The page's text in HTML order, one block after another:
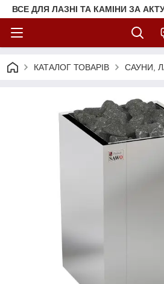
ВСЕ ДЛЯ ЛАЗНІ ТА КАМІНИ ЗА
КАТАЛОГ ТОВАРІВ САУНИ,